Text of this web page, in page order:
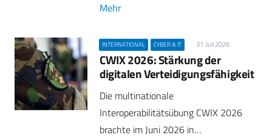
Mehr
INTERNATIONAL CYBER & IT 31. Juli 2026
CWIX 2026: Stärkung der
digitalen Verteidigungsfähigkeit
Die multinationale
Interoperabilitätsübung CWIX 2026
brachte im Juni 2026 in…